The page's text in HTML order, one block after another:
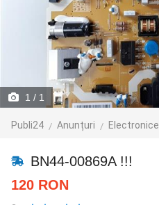
1 / 1
Publi24 Anunțuri Electronice
BN44-00869A !!!
120 RON